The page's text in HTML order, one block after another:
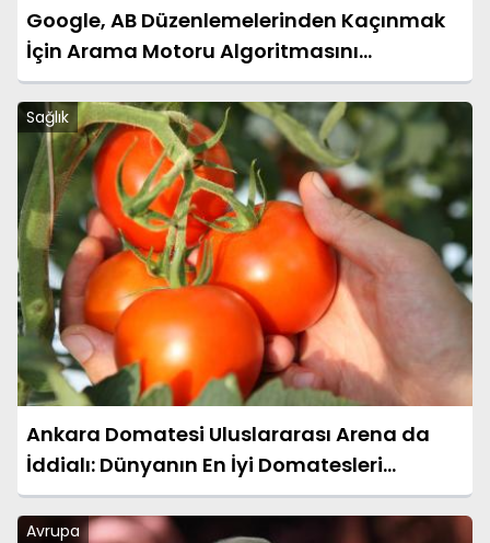
Google, AB Düzenlemelerinden Kaçınmak
İçin Arama Motoru Algoritmasını
Değiştiriyor
Sağlık
Ankara Domatesi Uluslararası Arena da
İddialı: Dünyanın En İyi Domatesleri
Arasında Yer Almaya Hazır
Avrupa